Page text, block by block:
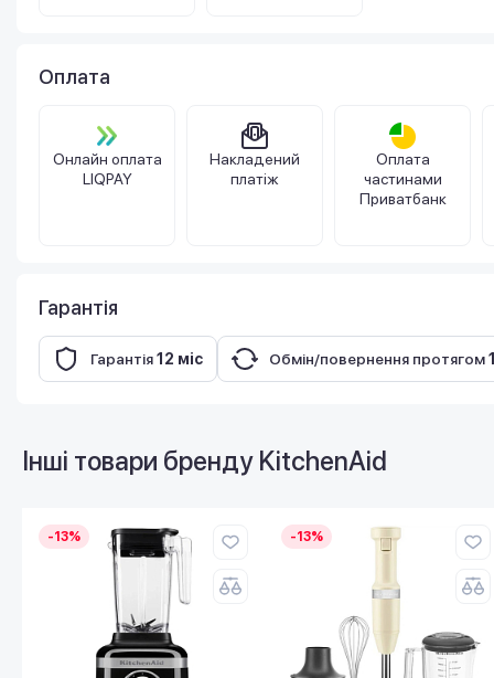
Оплата
Онлайн оплата
LIQPAY
Накладений
платіж
Оплата
частинами
Приватбанк
Гарантія
Гарантія12 міс Обмін/повернення протягом
Інші товари бренду KitchenAid
-13% -13%